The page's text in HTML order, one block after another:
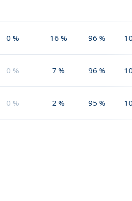
0 % 16 % 96 %
0 % 7 % 96 %
0 % 2 % 95 %